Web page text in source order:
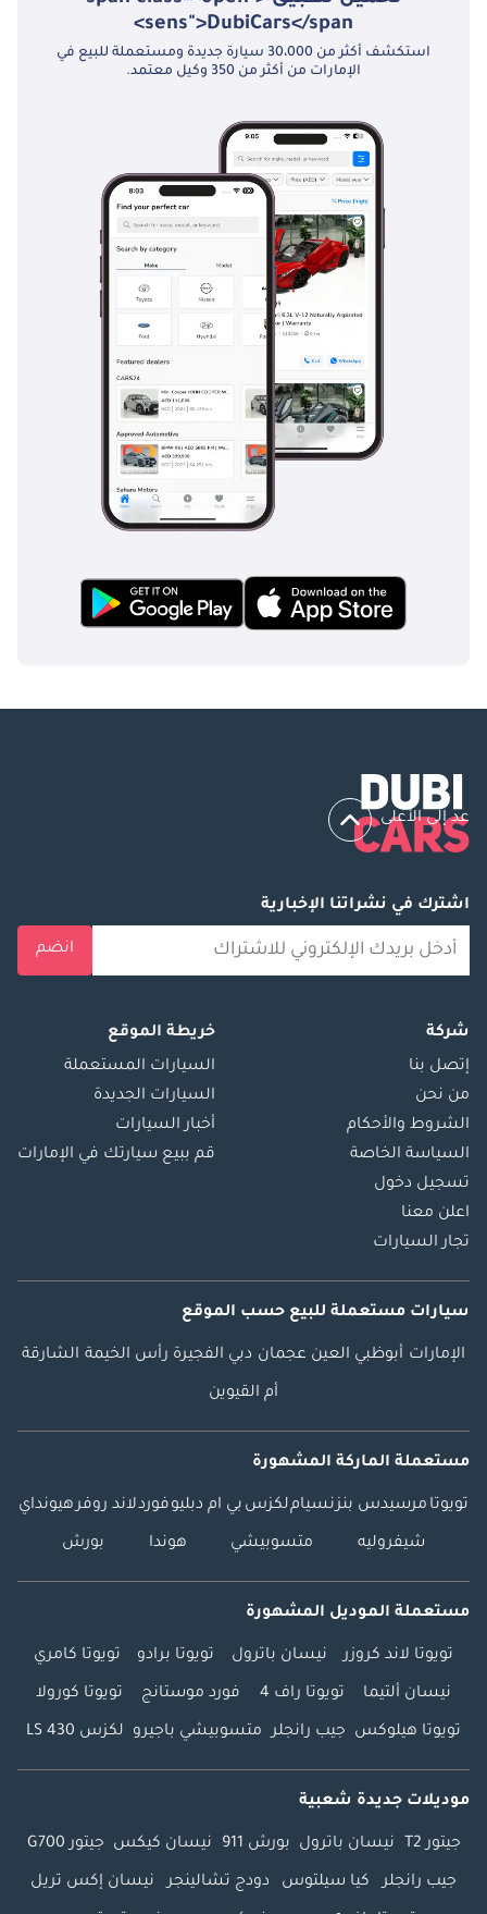
sens">DubiCars</span>
استكشف أكثر من 30،000 سيارة جديدة ومستعملة للبيع في
الإمارات من أكثر من 350 وكيل معتمد.
عد إلى الأعلى
اشترك في نشراتنا الإخبارية
انضم
شركة
إتصل بنا
من نحن
الشروط والأحكام
السياسة الخاصة
تسجيل دخول
اعلن معنا
تجار السيارات
خريطة الموقع
السيارات المستعملة
السيارات الجديدة
أخبار السيارات
قم ببيع سيارتك في الإمارات
سيارات مستعملة للبيع حسب الموقع
الإمارات أبوظبي العين عجمان دبي الفجيرة رأس الخيمة الشارقة
أم القيوين
مستعملة الماركة المشهورة
تويوتا مرسيدس بنزنسياملكزس بي ام دبليوفوردلاند روفرهيونداي
شيفروليه متسوبيشي هوندا بورش
مستعملة الموديل المشهورة
تويوتا لاند كروزر نيسان باترول تويوتا برادو تويوتا كامري
نيسان ألتيما تويوتا راف 4 فورد موستانج تويوتا كورولا
تويوتا هيلوكس جيب رانجلر متسوبيشي باجيرو لكزس LS 430
موديلات جديدة شعبية
جيتور T2 نيسان باترول بورش 911 نيسان كيكس جيتور G700
جيب رانجلر كيا سيلتوس دودج تشالينجر نيسان إكس تريل